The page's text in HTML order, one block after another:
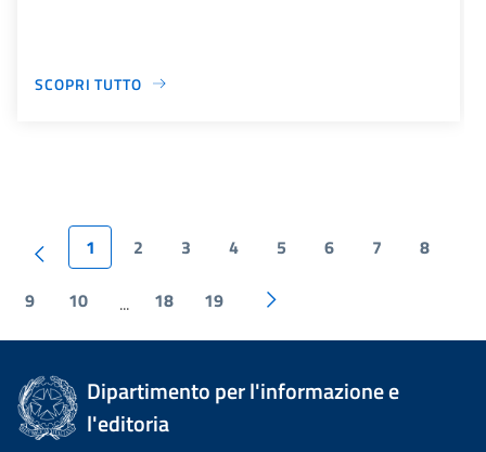
SCOPRI TUTTO
1 2 3 4 5 6 7 8
9 10 ... 18 19
Dipartimento per l'informazione e
l'editoria